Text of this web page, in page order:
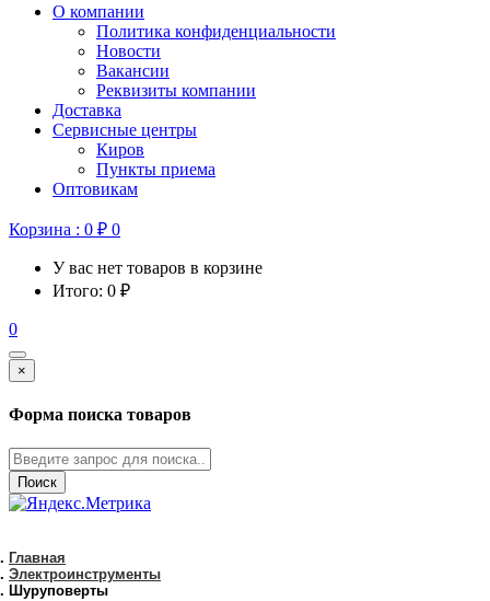
О компании
Политика конфиденциальности
Новости
Вакансии
Реквизиты компании
Доставка
Сервисные центры
Киров
Пункты приема
Оптовикам
Корзина : 0 ₽ 0
У вас нет товаров в корзине
Итого: 0 ₽
0
×
Форма поиска товаров
Поиск
Главная
Электроинструменты
Шуруповерты